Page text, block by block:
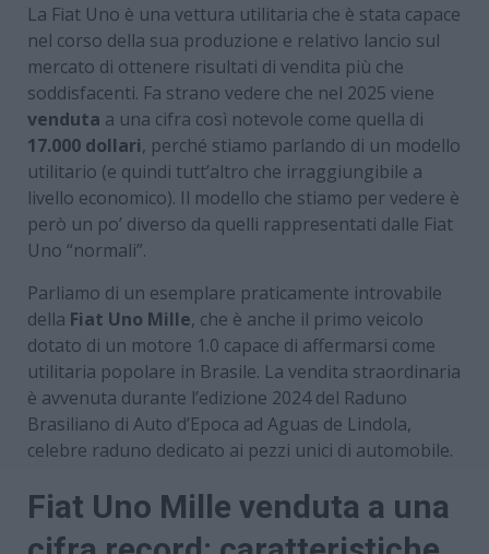
La Fiat Uno è una vettura utilitaria che è stata capace
nel corso della sua produzione e relativo lancio sul
mercato di ottenere risultati di vendita più che
soddisfacenti. Fa strano vedere che nel 2025 viene
venduta a una cifra così notevole come quella di
17.000 dollari, perché stiamo parlando di un modello
utilitario (e quindi tutt’altro che irraggiungibile a
livello economico). Il modello che stiamo per vedere è
però un po’ diverso da quelli rappresentati dalle Fiat
Uno “normali”.
Parliamo di un esemplare praticamente introvabile
della Fiat Uno Mille, che è anche il primo veicolo
dotato di un motore 1.0 capace di affermarsi come
utilitaria popolare in Brasile. La vendita straordinaria
è avvenuta durante l’edizione 2024 del Raduno
Brasiliano di Auto d’Epoca ad Aguas de Lindola,
celebre raduno dedicato ai pezzi unici di automobile.
Fiat Uno Mille venduta a una